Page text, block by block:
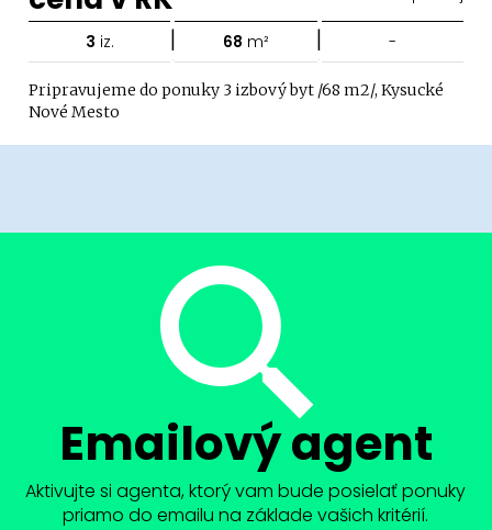
3 iz. | 68 m² | -
Pripravujeme do ponuky 3 izbový byt /68 m2/, Kysucké
Nové Mesto
Emailový agent
Aktivujte si agenta, ktorý vam bude posielať ponuky
priamo do emailu na základe vašich kritérií.